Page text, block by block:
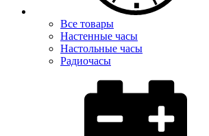
Все товары
Настенные часы
Настольные часы
Радиочасы